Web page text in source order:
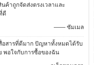
นค้าถูกจัดส่งตรงเวลาและ
ดี
—— ซัมเมล
อสารที่ดีมาก ปัญหาทั้งหมดได้รับ
พอใจกับการซื้อของฉัน